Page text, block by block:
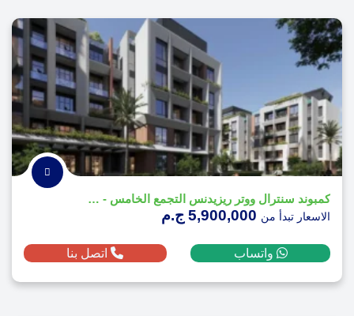
كمبوند سنترال ووتر ريزيدنس التجمع الخامس - Central Water Residences
الاسعار تبدأ من
واتساب اتصل بنا